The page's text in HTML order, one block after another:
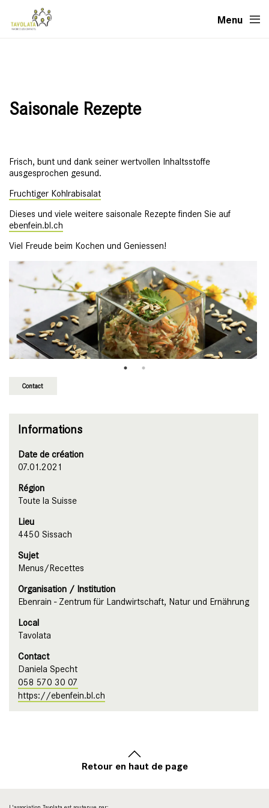
Menu
Saisonale Rezepte
Frisch, bunt und dank seiner wertvollen Inhaltsstoffe
ausgesprochen gesund.
Fruchtiger Kohlrabisalat
Dieses und viele weitere saisonale Rezepte finden Sie auf
ebenfein.bl.ch
Viel Freude beim Kochen und Geniessen!
Contact
Informations
Date de création
07.01.2021
Région
Toute la Suisse
Lieu
4450 Sissach
Sujet
Menus/Recettes
Organisation / Institution
Ebenrain - Zentrum für Landwirtschaft, Natur und Ernährung
Local
Tavolata
Contact
Daniela Specht
058 570 30 07
https://ebenfein.bl.ch
Retour en haut de page